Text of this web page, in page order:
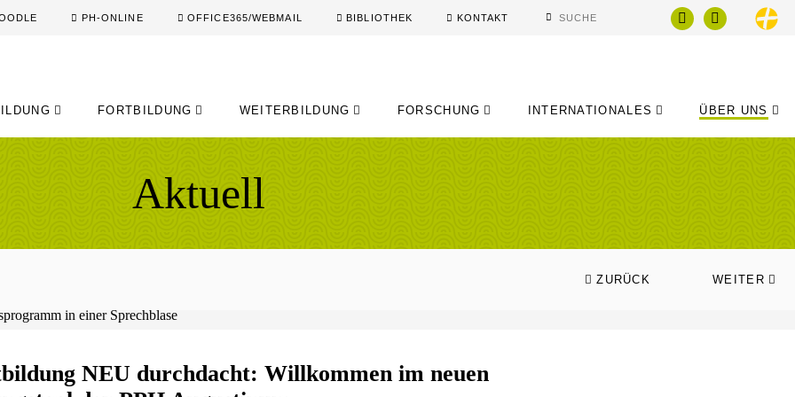
PH-ONLINE OFFICE365/WEBMAIL BIBLIOTHEK KONTAKT
FORTBILDUNG WEITERBILDUNG FORSCHUNG INTERNATIONALES ÜBER UNS
Aktuell
ZURÜCK WEITER
NEU durchdacht: Willkommen im neuen